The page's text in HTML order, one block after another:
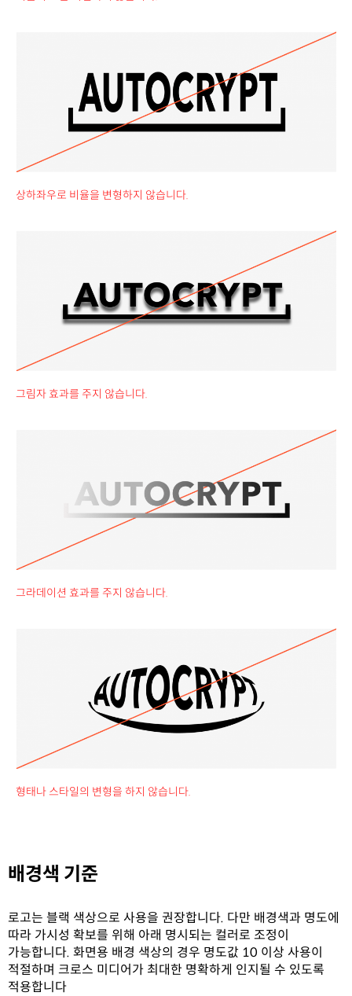
상하좌우로 비율을 변형하지 않습니다.
그림자 효과를 주지 않습니다.
그라데이션 효과를 주지 않습니다.
형태나 스타일의 변형을 하지 않습니다.
배경색 기준
로고는 블랙 색상으로 사용을 권장합니다. 다만 배경색과 명도에
따라 가시성 확보를 위해 아래 명시되는 컬러로 조정이
가능합니다. 화면용 배경 색상의 경우 명도값 10 이상 사용이
적절하며 크로스 미디어가 최대한 명확하게 인지될 수 있도록
적용합니다